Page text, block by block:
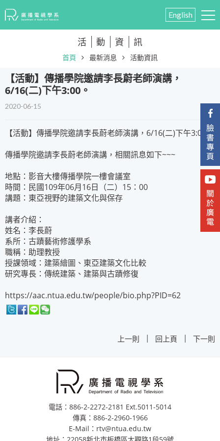
English
活 動 資 訊
首頁 最新消息 活動資訊
【活動】傳播學院邀請李長蔚老師演講，
6/16(二)下午3:00。
2020-06-15
【活動】傳播學院邀請李長蔚老師演講，6/16(二)下午3:00。
傳播學院邀請李長蔚老師演講，相關訊息如下~~~
地點：影音大樓傳播學院一樓會議室
時間：民國109年06月16日（二）15：00
講題：東亞視野的建築文化與保存
講者介紹：
姓名：李長蔚
系所：古蹟藝術修護學系
職稱：助理教授
授課領域：建築繪圖、東亞建築文化比較
研究專長：傳統建築、建築與古蹟修復
https://aac.ntua.edu.tw/people/bio.php?PID=62
上一則 | 回上頁 | 下一則
電話：886-2-2272-2181 Ext.5011-5014
傳真：886-2-2960-1966
E-Mail：rtv@ntua.edu.tw